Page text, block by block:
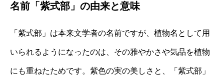
名前「紫式部」の由来と意味
「紫式部」は本来文学者の名前ですが、植物名として用
いられるようになったのは、その雅やかさや気品を植物
にも重ねたためです。紫色の実の美しさと、「紫式部」